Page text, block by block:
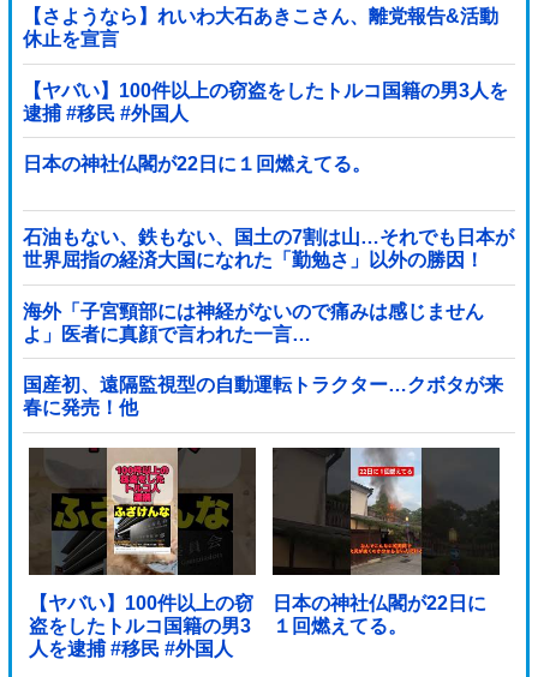
【さようなら】れいわ大石あきこさん、離党報告&活動
休止を宣言
【ヤバい】100件以上の窃盗をしたトルコ国籍の男3人を
逮捕 #移民 #外国人
日本の神社仏閣が22日に１回燃えてる。
石油もない、鉄もない、国土の7割は山…それでも日本が
世界屈指の経済大国になれた「勤勉さ」以外の勝因！
海外「子宮頸部には神経がないので痛みは感じません
よ」医者に真顔で言われた一言…
国産初、遠隔監視型の自動運転トラクター…クボタが来
春に発売！他
【ヤバい】100件以上の窃
盗をしたトルコ国籍の男3
人を逮捕 #移民 #外国人
日本の神社仏閣が22日に
１回燃えてる。